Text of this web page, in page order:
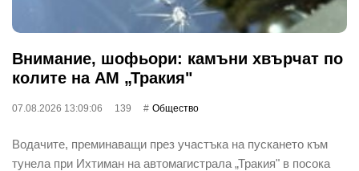
Внимание, шофьори: камъни хвърчат по
колите на АМ „Тракия"
07.08.2026 13:09:06 139 Общество
Водачите, преминаващи през участъка на пускането към
тунела при Ихтиман на автомагистрала „Тракия" в посока